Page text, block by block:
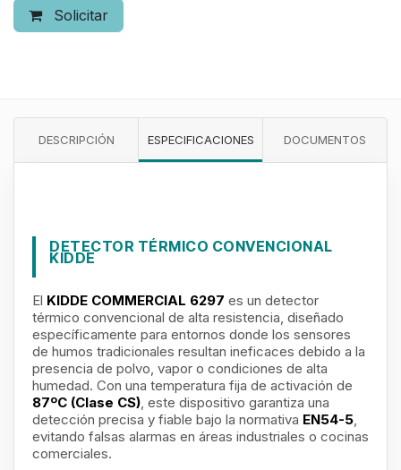
Solicitar
DESCRIPCIÓN ESPECIFICACIONES DOCUMENTOS
DETECTOR TÉRMICO CONVENCIONAL
KIDDE
El KIDDE COMMERCIAL 6297 es un detector
térmico convencional de alta resistencia, diseñado
específicamente para entornos donde los sensores
de humos tradicionales resultan ineficaces debido a la
presencia de polvo, vapor o condiciones de alta
humedad. Con una temperatura fija de activación de
87ºC (Clase CS), este dispositivo garantiza una
detección precisa y fiable bajo la normativa EN54-5,
evitando falsas alarmas en áreas industriales o cocinas
comerciales.